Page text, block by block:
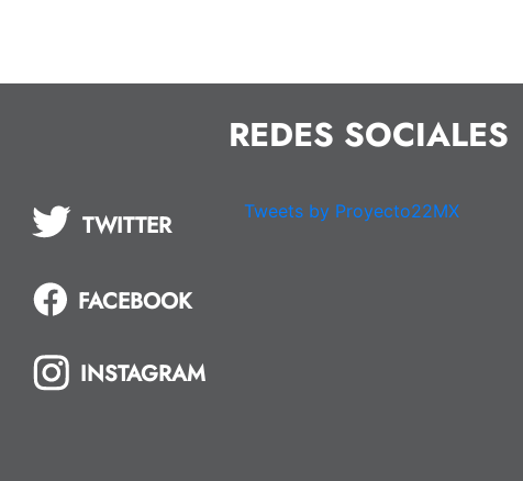
REDES SOCIALES
TWITTER
FACEBOOK
INSTAGRAM
Tweets by Proyecto22MX